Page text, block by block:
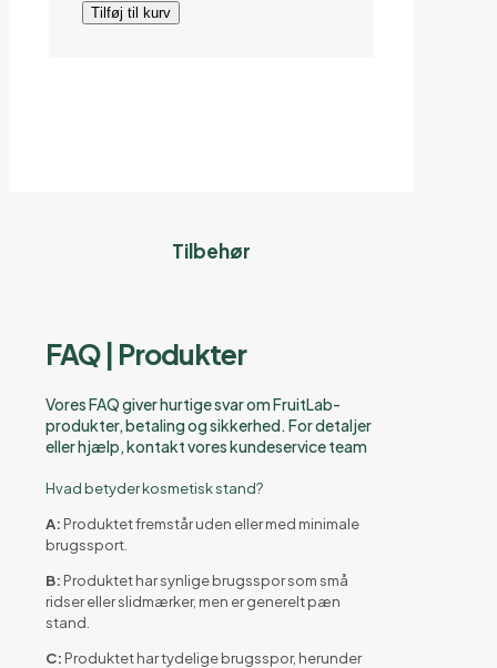
iPhone
Tilføj til kurv
Tilbehør
FAQ | Produkter
Vores FAQ giver hurtige svar om FruitLab-
produkter, betaling og sikkerhed. For detaljer
eller hjælp, kontakt vores kundeservice team
Hvad betyder kosmetisk stand?
A: Produktet fremstår uden eller med minimale
brugssport.
B: Produktet har synlige brugsspor som små
ridser eller slidmærker, men er generelt pæn
stand.
C: Produktet har tydelige brugsspor, herunder